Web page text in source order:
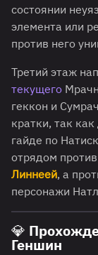
состоянии
элемента или
против него
Третий этаж
текущего
геккон и
кратки, так
гайде по
отрядом
Линнеей, а
персонажи
💎
Геншин